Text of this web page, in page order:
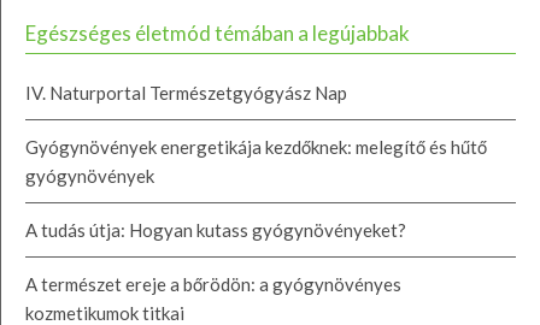
Egészséges életmód témában a legújabbak
IV. Naturportal Természetgyógyász Nap
Gyógynövények energetikája kezdőknek: melegítő és hűtő
gyógynövények
A tudás útja: Hogyan kutass gyógynövényeket?
A természet ereje a bőrödön: a gyógynövényes
kozmetikumok titkai